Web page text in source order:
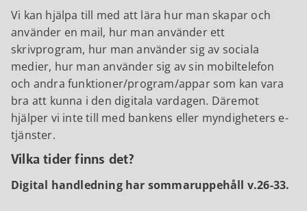
Vi kan hjälpa till med att lära hur man skapar och
använder en mail, hur man använder ett
skrivprogram, hur man använder sig av sociala
medier, hur man använder sig av sin mobiltelefon
och andra funktioner/program/appar som kan vara
bra att kunna i den digitala vardagen. Däremot
hjälper vi inte till med bankens eller myndigheters e-
tjänster.
Vilka tider finns det?
Digital handledning har sommaruppehåll v.26-33.